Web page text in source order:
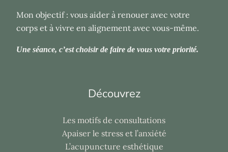
Mon objectif : vous aider à renouer avec votre
corps et à vivre en alignement avec vous-même.
Une séance, c’est choisir de faire de vous votre priorité.
Découvrez
Les motifs de consultations
Apaiser le stress et l’anxiété
L’acupuncture esthétique